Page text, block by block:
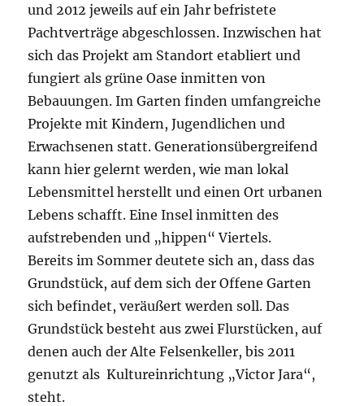
und 2012 jeweils auf ein Jahr befristete
Pachtverträge abgeschlossen. Inzwischen hat
sich das Projekt am Standort etabliert und
fungiert als grüne Oase inmitten von
Bebauungen. Im Garten finden umfangreiche
Projekte mit Kindern, Jugendlichen und
Erwachsenen statt. Generationsübergreifend
kann hier gelernt werden, wie man lokal
Lebensmittel herstellt und einen Ort urbanen
Lebens schafft. Eine Insel inmitten des
aufstrebenden und „hippen“ Viertels.
Bereits im Sommer deutete sich an, dass das
Grundstück, auf dem sich der Offene Garten
sich befindet, veräußert werden soll. Das
Grundstück besteht aus zwei Flurstücken, auf
denen auch der Alte Felsenkeller, bis 2011
genutzt als Kultureinrichtung „Victor Jara“,
steht.